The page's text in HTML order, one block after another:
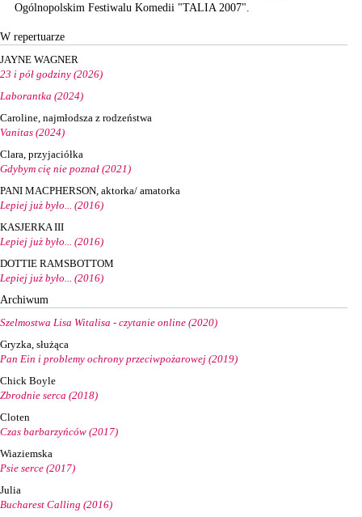
Ogólnopolskim Festiwalu Komedii "TALIA 2007".
W repertuarze
JAYNE WAGNER
23 i pół godziny (2026)
Laborantka (2024)
Caroline, najmłodsza z rodzeństwa
Vanitas (2024)
Clara, przyjaciółka
Gdybym cię nie poznał (2021)
PANI MACPHERSON, aktorka/ amatorka
Lepiej już było... (2016)
KASJERKA III
Lepiej już było... (2016)
DOTTIE RAMSBOTTOM
Lepiej już było... (2016)
Archiwum
Szelmostwa Lisa Witalisa - czytanie online (2020)
Gryzka, służąca
Pan Ein i problemy ochrony przeciwpożarowej (2019)
Chick Boyle
Zbrodnie serca (2018)
Cloten
Czas barbarzyńców (2017)
Wiaziemska
Psie serce (2017)
Julia
Bucharest Calling (2016)